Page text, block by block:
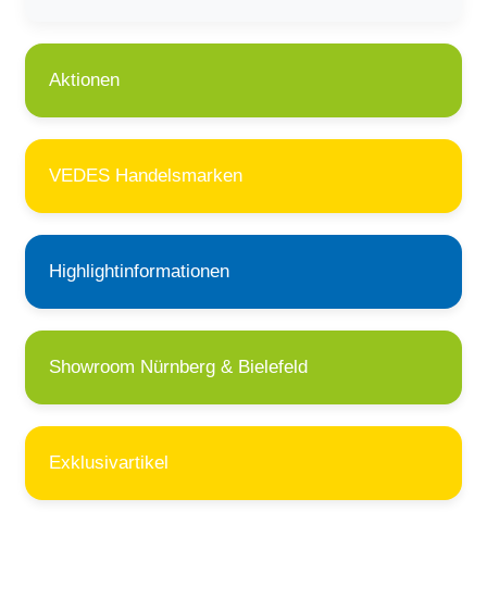
Aktionen
VEDES Handelsmarken
Highlightinformationen
Showroom Nürnberg & Bielefeld
Exklusivartikel